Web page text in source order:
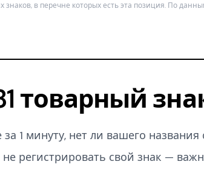
в перечне которых есть эта позиция. По
товарный
за 1 минуту, нет ли вашего названия
регистрировать свой знак —